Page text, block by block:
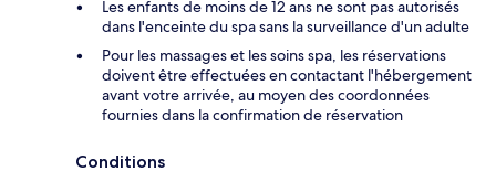
Les enfants de moins de 12 ans ne sont pas autorisés
dans l'enceinte du spa sans la surveillance d'un adulte
Pour les massages et les soins spa, les réservations
doivent être effectuées en contactant l'hébergement
avant votre arrivée, au moyen des coordonnées
fournies dans la confirmation de réservation
Conditions